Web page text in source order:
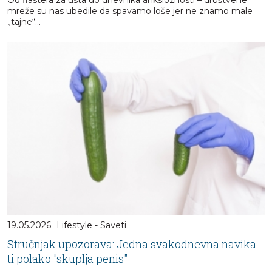
mreže su nas ubedile da spavamo loše jer ne znamo male
„tajne“…
19.05.2026 Lifestyle - Saveti
Stručnjak upozorava: Jedna svakodnevna navika
ti polako "skuplja penis"